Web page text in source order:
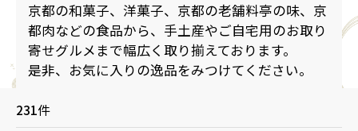
京都の和菓子、洋菓子、京都の老舗料亭の味、京
都肉などの食品から、手土産やご自宅用のお取り
寄せグルメまで幅広く取り揃えております。
是非、お気に入りの逸品をみつけてください。
231件